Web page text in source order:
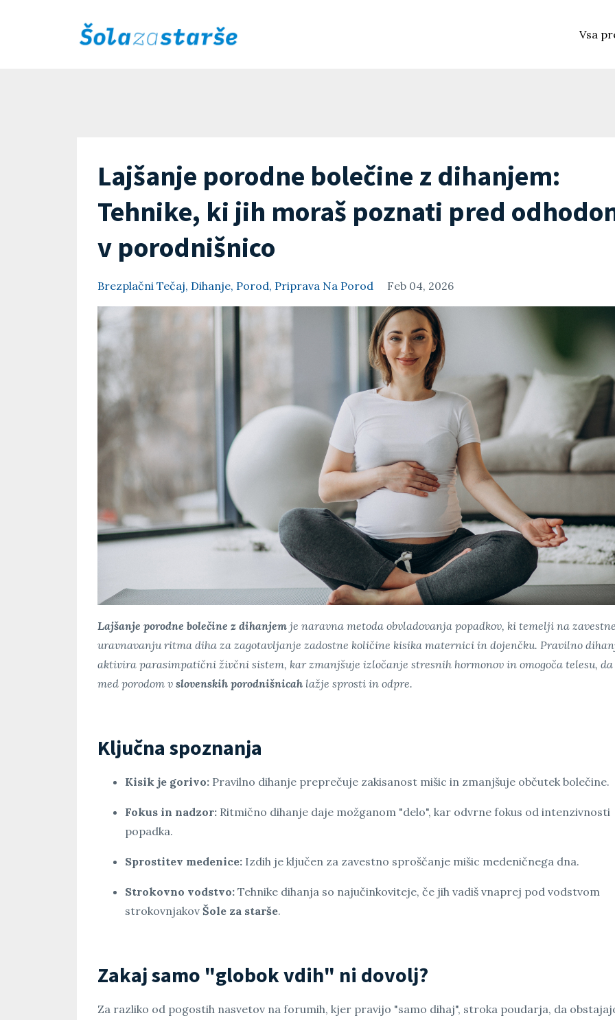
Vsa
Lajšanje porodne bolečine z dihanjem:
Tehnike, ki jih moraš poznati pred
v porodnišnico
Brezplačni Tečaj Dihanje Porod Priprava Na Porod Feb 04, 2026
Lajšanje porodne bolečine z dihanjem je naravna metoda obvladovanja popadkov, ki temelji na
uravnavanju ritma diha za zagotavljanje zadostne količine kisika maternici in dojenčku. Pravilno
aktivira parasimpatični živčni sistem, kar zmanjšuje izločanje stresnih hormonov in omogoča telesu, da
med porodom v slovenskih porodnišnicah lažje sprosti in odpre.
Ključna spoznanja
Kisik je gorivo: Pravilno dihanje preprečuje zakisanost mišic in zmanjšuje občutek bolečine.
Fokus in nadzor: Ritmično dihanje daje možganom "delo", kar odvrne fokus od intenzivnosti
popadka.
Sprostitev medenice: Izdih je ključen za zavestno sproščanje mišic medeničnega dna.
Strokovno vodstvo: Tehnike dihanja so najučinkoviteje, če jih vadiš vnaprej pod vodstvom
strokovnjakov Šole za starše.
Zakaj samo "globok vdih" ni dovolj?
Za razliko od pogostih nasvetov na forumih, kjer pravijo "samo dihaj", stroka poudarja, da